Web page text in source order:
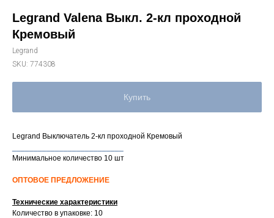
Legrand Valena Выкл. 2-кл проходной
Кремовый
Legrand
SKU: 774308
Купить
Legrand Выключатель 2-кл проходной Кремовый
Минимальное количество 10 шт
ОПТОВОЕ ПРЕДЛОЖЕНИЕ
Технические характеристики
Количество в упаковке: 10